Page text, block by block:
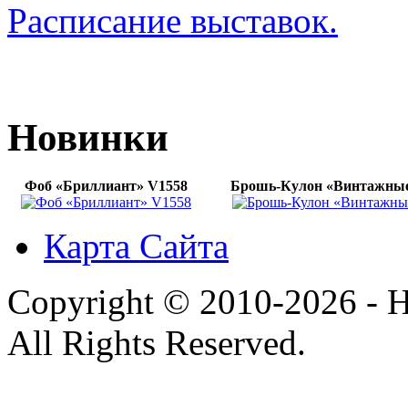
Расписание выставок.
Новинки
Фоб «Бриллиант» V1558 Брошь-Кулон
Карта Сайта
Copyright © 2010-2026 -
All Rights Reserved.